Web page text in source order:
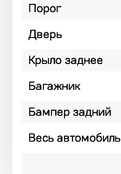
Порог
Дверь
Крыло заднее
Багажник
Бампер задний
Весь автомобиль